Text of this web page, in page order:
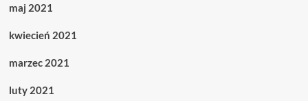
maj 2021
kwiecień 2021
marzec 2021
luty 2021